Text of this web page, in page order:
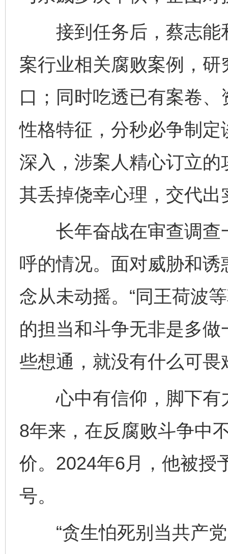
接到任务后，蔡志能
案行业相关腐败案例，
口；同时吃透已有案卷
性格特征，分秒必争制
深入，涉案人精心订立
其丢掉侥幸心理，交代出
长年奋战在审查调查
呼的情况。面对威胁和
念从未动摇。“同王荷波
的担当和斗争无非是多
些想通，就没有什么可畏
心中有信仰，脚下有
8年来，在反腐败斗争中
价。2024年6月，他被授
号。
“贪生怕死别当共产党